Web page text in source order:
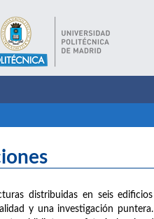
distribuidas en seis
y una investigación